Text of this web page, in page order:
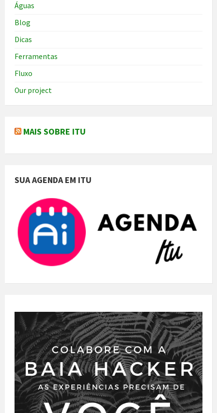
Águas
Blog
Dicas
Ferramentas
Fluxo
Our project
MAIS SOBRE ITU
SUA AGENDA EM ITU